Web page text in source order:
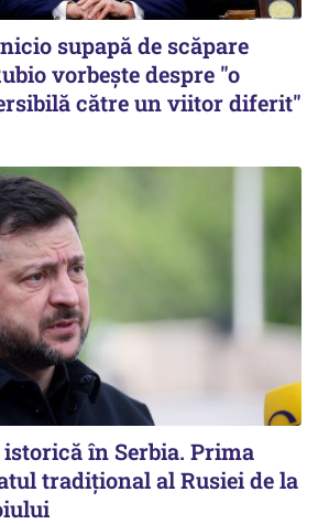
supapă de scăpare
vorbește despre "o
către un viitor diferit"
în Serbia. Prima
tradițional al Rusiei de la